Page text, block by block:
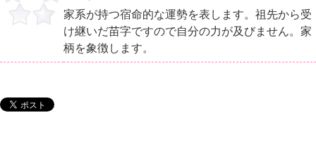
家系が持つ宿命的な運勢を表します。祖先から受
け継いだ苗字ですので自分の力が及びません。家
柄を象徴します。